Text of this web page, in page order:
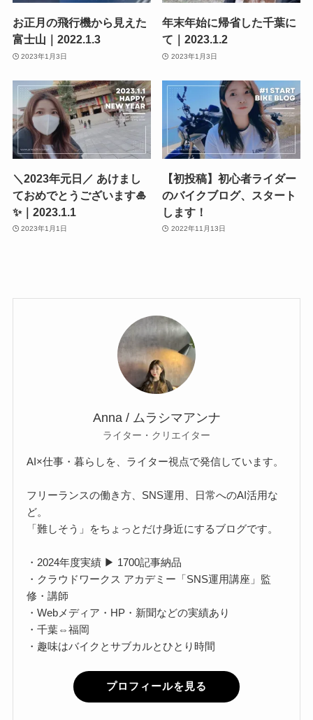
お正月の飛行機から見えた
富士山｜2022.1.3
2023年1月3日
年末年始に帰省した千葉に
て｜2023.1.2
2023年1月3日
＼2023年元日／ あけまし
ておめでとうございます🎍
✨｜2023.1.1
2023年1月1日
【初投稿】初心者ライダー
のバイクブログ、スタート
します！
2022年11月13日
Anna / ムラシマアンナ
ライター・クリエイター
AI×仕事・暮らしを、ライター視点で発信しています。
フリーランスの働き方、SNS運用、日常へのAI活用な
ど。
「難しそう」をちょっとだけ身近にするブログです。
・2024年度実績 ▶ 1700記事納品
・クラウドワークス アカデミー「SNS運用講座」監
修・講師
・Webメディア・HP・新聞などの実績あり
・千葉⇔福岡
・趣味はバイクとサブカルとひとり時間
プロフィールを見る